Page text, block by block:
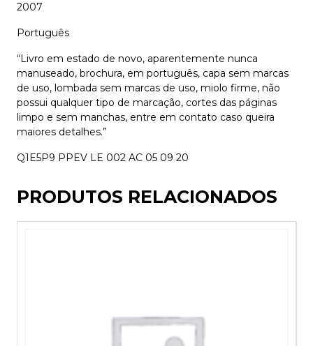
2007
Português
“Livro em estado de novo, aparentemente nunca
manuseado, brochura, em português, capa sem marcas
de uso, lombada sem marcas de uso, miolo firme, não
possui qualquer tipo de marcação, cortes das páginas
limpo e sem manchas, entre em contato caso queira
maiores detalhes.”
Q1E5P9 PPEV LE 002 AC 05 09 20
PRODUTOS RELACIONADOS